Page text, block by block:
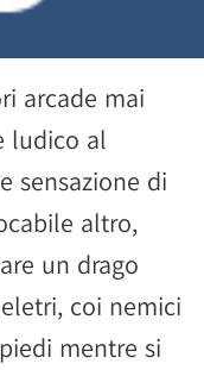
arcade mai
ludico al
sensazione di
altro,
un drago
coi nemici
mentre si